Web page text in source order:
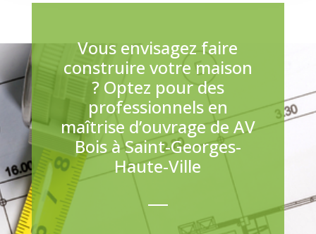
Vous envisagez faire
construire votre maison
? Optez pour des
professionnels en
maîtrise d’ouvrage de AV
Bois à Saint-Georges-
Haute-Ville